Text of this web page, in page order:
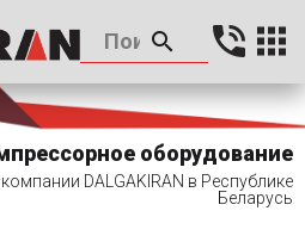
оборудование
DALGAKIRAN в Республике
Беларусь